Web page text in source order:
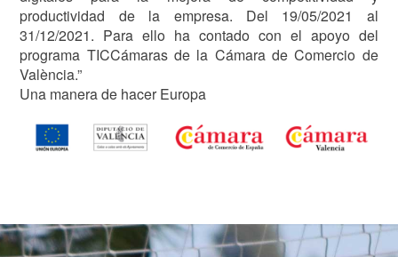
productividad de la empresa. Del 19/05/2021 al
31/12/2021. Para ello ha contado con el apoyo del
programa TICCámaras de la Cámara de Comercio de
València.”
Una manera de hacer Europa
Image